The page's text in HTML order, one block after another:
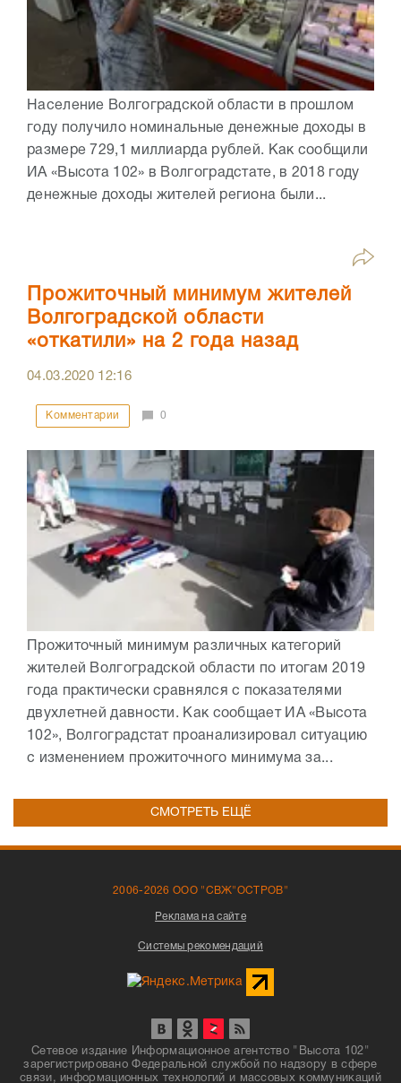
Население Волгоградской области в прошлом
году получило номинальные денежные доходы в
размере 729,1 миллиарда рублей. Как сообщили
ИА «Высота 102» в Волгоградстате, в 2018 году
денежные доходы жителей региона были...
Прожиточный минимум жителей
Волгоградской области
«откатили» на 2 года назад
04.03.2020 12:16
Комментарии 0
Прожиточный минимум различных категорий
жителей Волгоградской области по итогам 2019
года практически сравнялся с показателями
двухлетней давности. Как сообщает ИА «Высота
102», Волгоградстат проанализировал ситуацию
с изменением прожиточного минимума за...
СМОТРЕТЬ ЕЩЁ
2006-2026 ООО "СВЖ"ОСТРОВ"
Реклама на сайте
Системы рекомендаций
Сетевое издание Информационное агентство "Высота 102"
зарегистрировано Федеральной службой по надзору в сфере
связи, информационных технологий и массовых коммуникаций